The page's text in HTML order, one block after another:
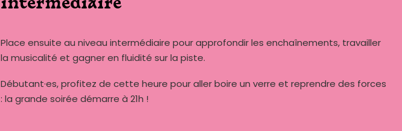
intermédiaire
Place ensuite au niveau intermédiaire pour approfondir les enchaînements, travailler
la musicalité et gagner en fluidité sur la piste.
Débutant·es, profitez de cette heure pour aller boire un verre et reprendre des forces
: la grande soirée démarre à 21h !